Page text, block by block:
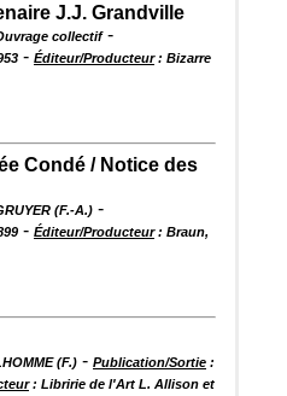
J.J. Grandville
collectif-
- Éditeur/Producteur: Bizarre
Condé / Notice des
(F.-A.) -
- Éditeur/Producteur: Braun,
(F.) - Publication/Sortie :
: Libririe de l'Art L. Allison et